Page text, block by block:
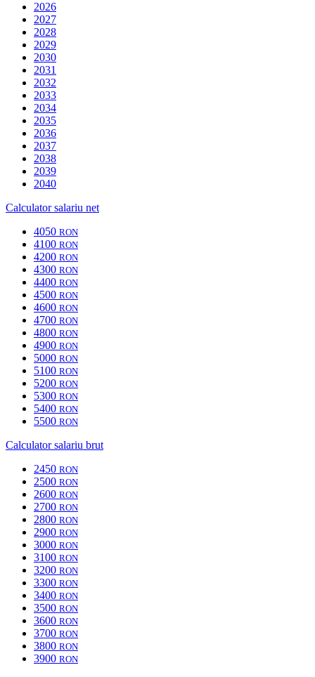
2026
2027
2028
2029
2030
2031
2032
2033
2034
2035
2036
2037
2038
2039
2040
Calculator salariu net
4050 RON
4100 RON
4200 RON
4300 RON
4400 RON
4500 RON
4600 RON
4700 RON
4800 RON
4900 RON
5000 RON
5100 RON
5200 RON
5300 RON
5400 RON
5500 RON
Calculator salariu brut
2450 RON
2500 RON
2600 RON
2700 RON
2800 RON
2900 RON
3000 RON
3100 RON
3200 RON
3300 RON
3400 RON
3500 RON
3600 RON
3700 RON
3800 RON
3900 RON